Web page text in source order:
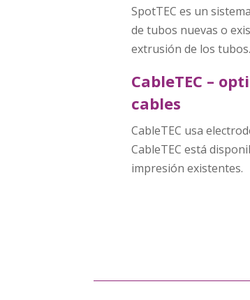
SpotTEC es un
de tubos nuevas o
extrusión de los tubos.
CableTEC –
cables
CableTEC usa
CableTEC está
impresión existentes.